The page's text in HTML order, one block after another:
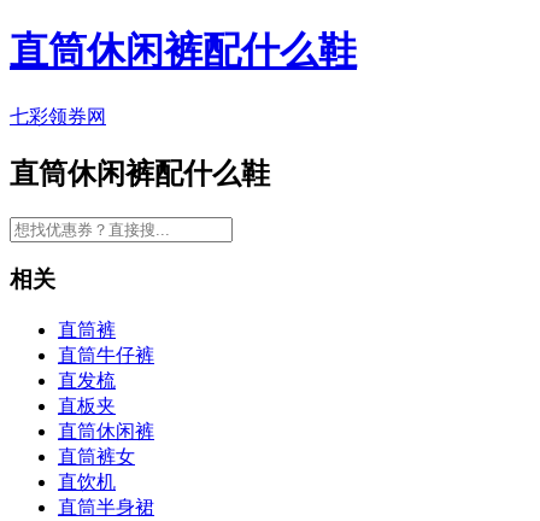
直筒休闲裤配什么鞋
七彩领券网
直筒休闲裤配什么鞋
相关
直筒裤
直筒牛仔裤
直发梳
直板夹
直筒休闲裤
直筒裤女
直饮机
直筒半身裙